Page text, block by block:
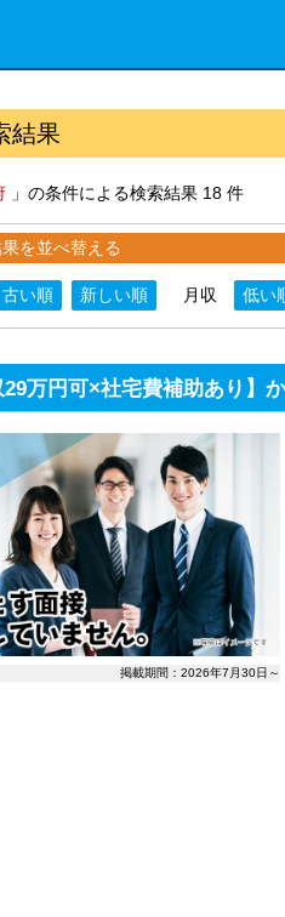
結果
」の条件による検索結果 18 件
を並べ替える
古い順 新しい順 月収 低い
29万円可×社宅費補助あり
掲載期間：2026年7月30日～